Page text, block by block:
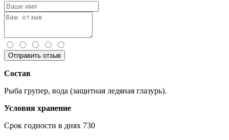
Отправить отзыв
Состав
Рыба групер, вода (защитная ледяная глазурь).
Условия хранение
Срок годности в днях 730